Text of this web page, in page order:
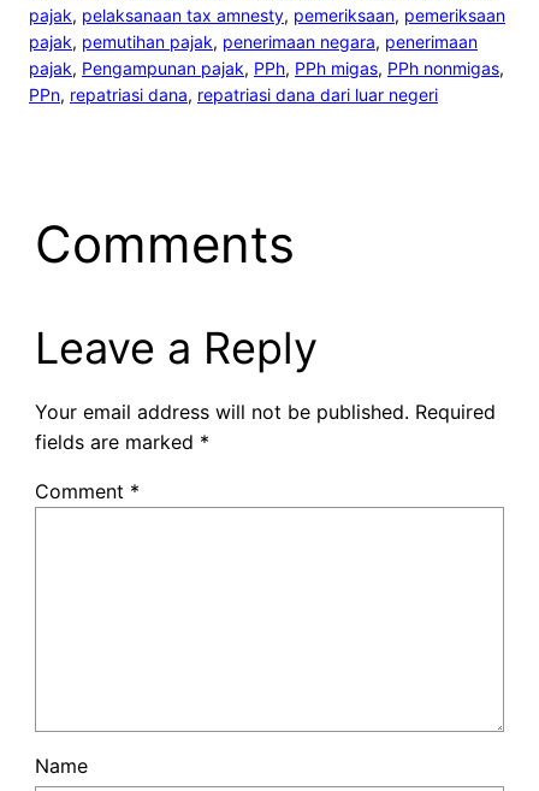
pajak, pelaksanaan tax amnesty, pemeriksaan, pemeriksaan
pajak, pemutihan pajak, penerimaan negara, penerimaan
pajak, Pengampunan pajak, PPh, PPh migas, PPh nonmigas
PPn, repatriasi dana, repatriasi dana dari luar negeri
Comments
Leave a Reply
Your email address will not be published. Required
fields are marked *
Comment *
Name